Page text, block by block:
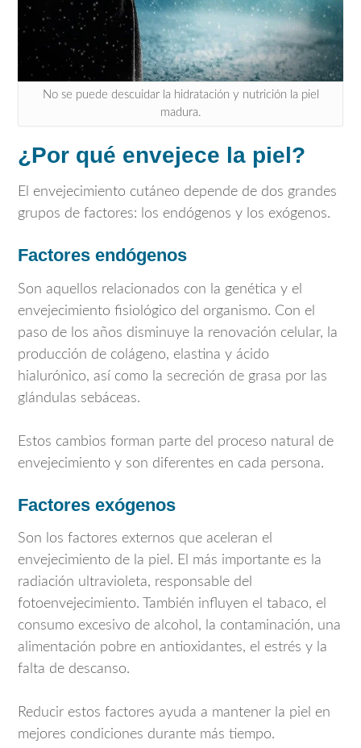
No se puede descuidar la hidratación y nutrición la piel
madura.
¿Por qué envejece la piel?
El envejecimiento cutáneo depende de dos grandes
grupos de factores: los endógenos y los exógenos.
Factores endógenos
Son aquellos relacionados con la genética y el
envejecimiento fisiológico del organismo. Con el
paso de los años disminuye la renovación celular, la
producción de colágeno, elastina y ácido
hialurónico, así como la secreción de grasa por las
glándulas sebáceas.
Estos cambios forman parte del proceso natural de
envejecimiento y son diferentes en cada persona.
Factores exógenos
Son los factores externos que aceleran el
envejecimiento de la piel. El más importante es la
radiación ultravioleta, responsable del
fotoenvejecimiento. También influyen el tabaco, el
consumo excesivo de alcohol, la contaminación, una
alimentación pobre en antioxidantes, el estrés y la
falta de descanso.
Reducir estos factores ayuda a mantener la piel en
mejores condiciones durante más tiempo.